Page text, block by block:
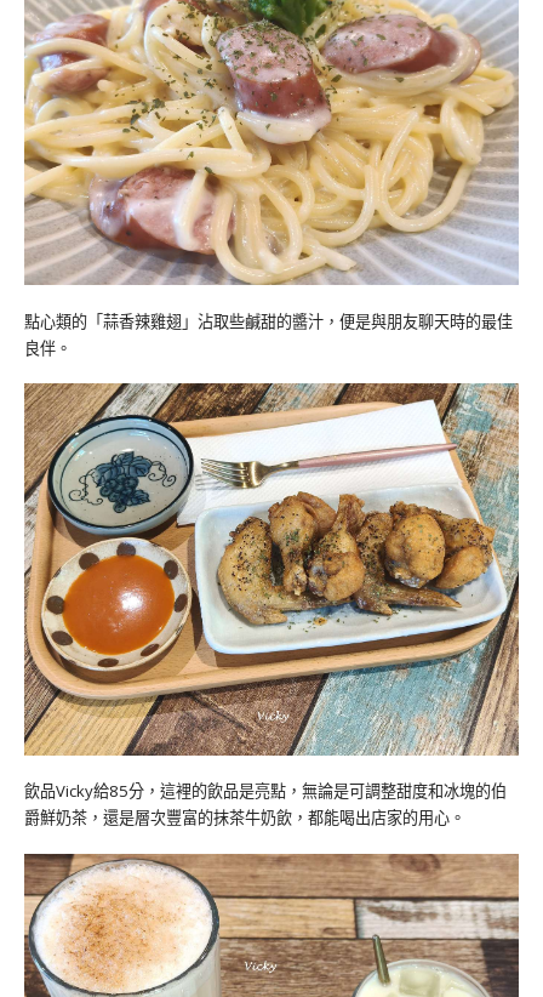
點心類的「蒜香辣雞翅」沾取些鹹甜的醬汁，便是與朋友聊天時的最佳
良伴。
飲品Vicky給85分，這裡的飲品是亮點，無論是可調整甜度和冰塊的伯
爵鮮奶茶，還是層次豐富的抹茶牛奶飲，都能喝出店家的用心。